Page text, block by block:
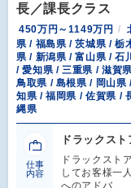
長／課長クラス
450万円～1149万円
県 / 福島県 / 茨城県 / 栃
県 / 新潟県 / 富山県 / 石
/ 愛知県 / 三重県 / 滋賀
鳥取県 / 島根県 / 岡山県
知県 / 福岡県 / 佐賀県 /
縄県
仕事
内容
ドラックス
ドラックスト
してお客様一